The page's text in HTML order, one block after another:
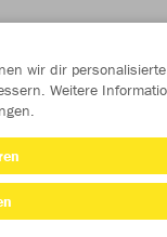
wir dir personalisierte
Weitere